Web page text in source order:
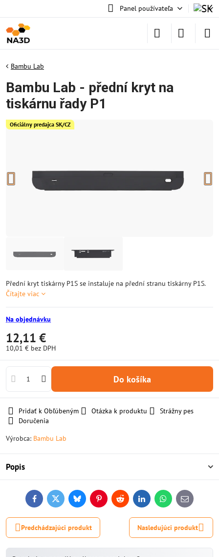
Panel používateľa
Oficiálny predajca SK/CZ
Bambu Lab
Bambu Lab - přední kryt na
tiskárnu řady P1
Přední kryt tiskárny P1S se instaluje na přední stranu tiskárny P1S.
Čítajte viac
Na objednávku
12,11 €
10,01 € bez DPH
Do košíka
Pridať k Obľúbeným Otázka k produktu
Strážny pes
Doručenia
Výrobca: Bambu Lab
Popis
FacebookTwitterBlueskyPinterestReddit LinkedInWhatsApp
E-
mail
Predchádzajúci produkt Nasledujúci produkt